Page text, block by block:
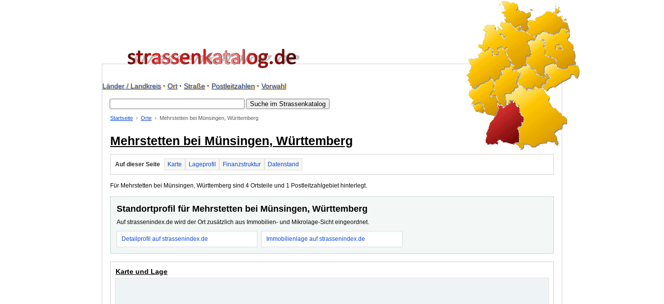
Länder / Landkreis· Ort· Straße· Postleitzahlen· Vorwahl
Startseite Orte Mehrstetten bei Münsingen, Württemberg
Mehrstetten bei Münsingen, Württemberg
Auf dieser Seite Karte Lageprofil Finanzstruktur Datenstand
Für Mehrstetten bei Münsingen, Württemberg sind 4 Ortsteile und 1 Postleitzahlgebiet hinterlegt.
Standortprofil für Mehrstetten bei Münsingen, Württemberg
Auf strassenindex.de wird der Ort zusätzlich aus Immobilien- und Mikrolage-Sicht eingeordnet.
Detailprofil auf strassenindex.de Immobilienlage auf strassenindex.de
Karte und Lage